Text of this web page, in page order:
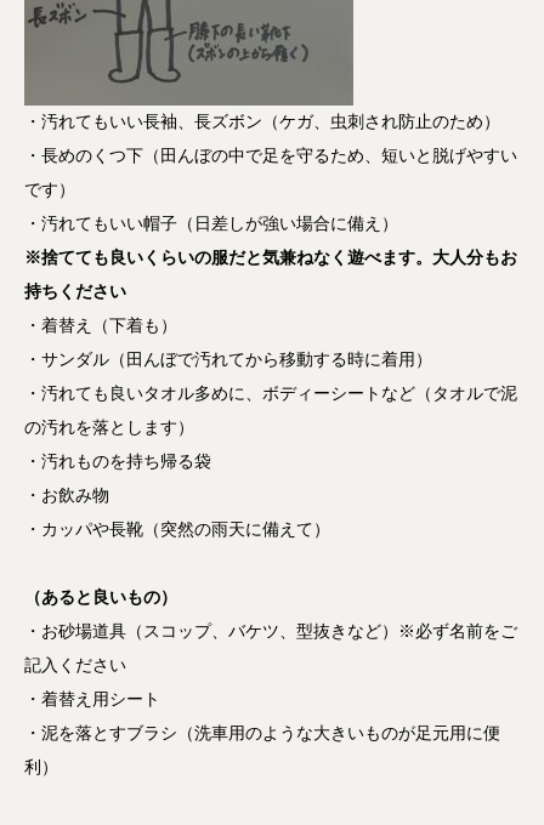
・汚れてもいい長袖、長ズボン（ケガ、虫刺され防止のため）
・長めのくつ下（田んぼの中で足を守るため、短いと脱げやすい
です）
・汚れてもいい帽子（日差しが強い場合に備え）
※捨てても良いくらいの服だと気兼ねなく遊べます。大人分もお
持ちください
・着替え（下着も）
・サンダル（田んぼで汚れてから移動する時に着用）
・汚れても良いタオル多めに、ボディーシートなど（タオルで泥
の汚れを落とします）
・汚れものを持ち帰る袋
・お飲み物
・カッパや長靴（突然の雨天に備えて）
（あると良いもの）
・お砂場道具（スコップ、バケツ、型抜きなど）※必ず名前をご
記入ください
・着替え用シート
・泥を落とすブラシ（洗車用のような大きいものが足元用に便
利）